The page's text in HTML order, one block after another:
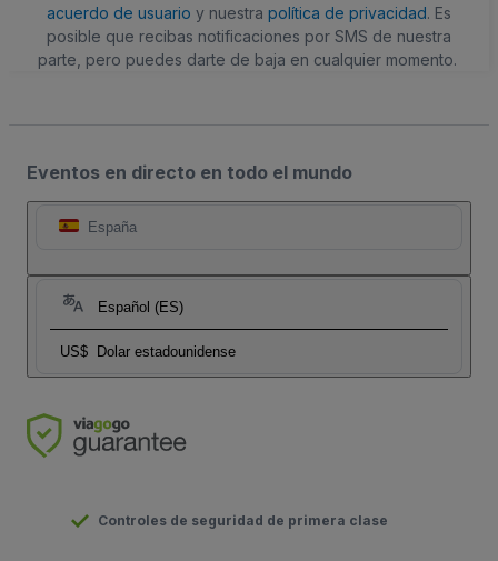
acuerdo de usuario y nuestra política de privacidad. Es
posible que recibas notificaciones por SMS de nuestra
parte, pero puedes darte de baja en cualquier momento.
Eventos en directo en todo el mundo
España
Español (ES)
US$ Dolar estadounidense
Controles de seguridad de primera clase